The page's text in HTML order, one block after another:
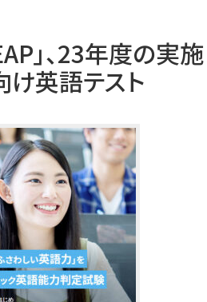
」、23年度の実
英語テスト